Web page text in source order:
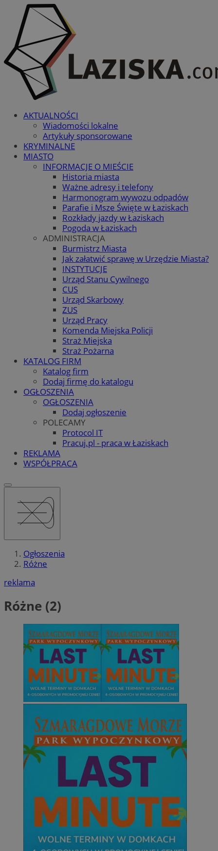
AKTUALNOŚCI
Wiadomości lokalne
Artykuły sponsorowane
KRYMINALNE
MIASTO
INFORMACJE O MIEŚCIE
Historia miasta
Ważne adresy i telefony
Harmonogram wywozu odpadów
Parafie i Msze Święte w Łaziskach
Rozkłady jazdy w Łaziskach
Pogoda w Łaziskach
ADMINISTRACJA
Burmistrz Miasta
Jak załatwić sprawę w Urzędzie Miasta?
INSTYTUCJE
Urząd Stanu Cywilnego
CUS
Urząd Skarbowy
ZUS
Urząd Pracy
Komenda Miejska Policji
Straż Miejska
Straż Pożarna
KATALOG FIRM
Katalog firm
Dodaj firmę do katalogu
OGŁOSZENIA
OGŁOSZENIA
Dodaj ogłoszenie
POLECAMY
Protocol IT
Pracuj.pl - praca w Łaziskach
REKLAMA
WSPÓŁPRACA
Ogłoszenia
Różne
reklama
Różne (2)